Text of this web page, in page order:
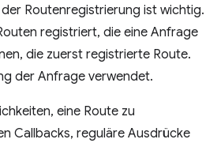
Routenregistrierung ist wichtig.
registriert, die eine Anfrage
die zuerst registrierte Route.
der Anfrage verwendet.
eine Route zu
Callbacks, reguläre Ausdrücke